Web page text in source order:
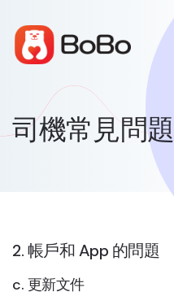
司機常見問題
2. 帳戶和 App 的問題
c. 更新文件